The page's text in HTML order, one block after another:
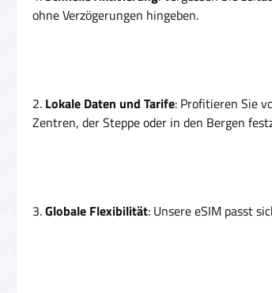
ohne Verzögerungen hingeben.
2. Lokale Daten und Tarife: Profitieren Sie
Zentren, der Steppe oder in den Bergen
3.Globale Flexibilität: Unsere eSIM passt